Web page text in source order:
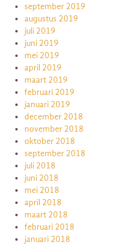
september 2019
augustus 2019
juli 2019
juni 2019
mei 2019
april 2019
maart 2019
februari 2019
januari 2019
december 2018
november 2018
oktober 2018
september 2018
juli 2018
juni 2018
mei 2018
april 2018
maart 2018
februari 2018
januari 2018